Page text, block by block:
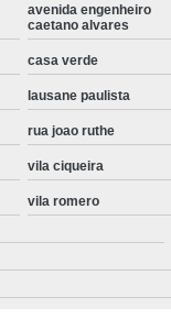
avenida engenheiro
caetano alvares
casa verde
lausane paulista
rua joao ruthe
vila ciqueira
vila romero